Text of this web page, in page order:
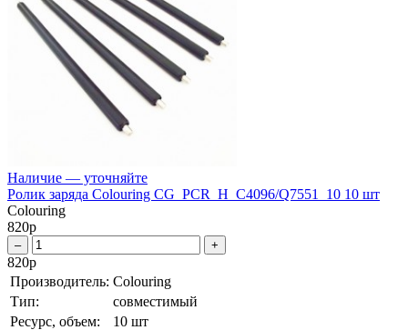
Наличие — уточняйте
Ролик заряда Colouring CG_PCR_H_C4096/Q7551_10 10 шт
Colouring
820р
– +
820р
Производитель: Colouring
Тип:
совместимый
Ресурс, объем:
10 шт